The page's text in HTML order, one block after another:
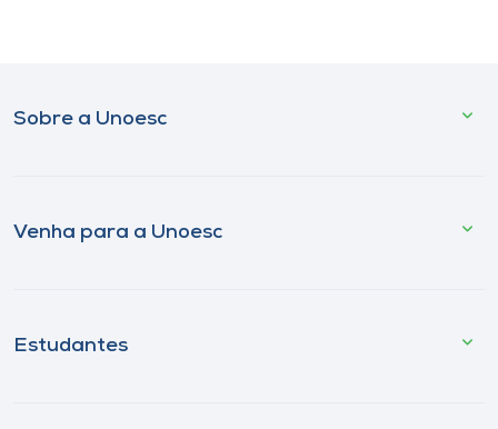
Sobre a Unoesc
Venha para a Unoesc
Estudantes